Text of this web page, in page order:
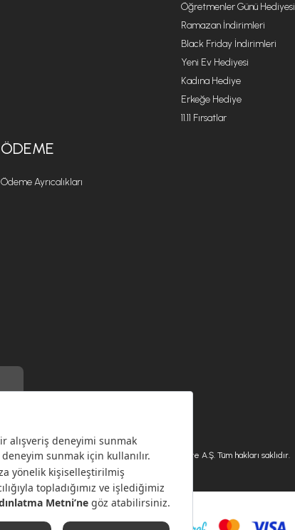
Öğretmenler Günü Hediyesi
Ramazan İndirimleri
Black Friday İndirimleri
Yeni Ev Hediyesi
Kadına Hediye
Erkeğe Hediye
11.11 Fırsatlar
ÖDEME
Ödeme Ayrıcalıkları
Karaca.com © 2026 - Karaca Züccaciye A.Ş. Tüm hakları saklıdır.